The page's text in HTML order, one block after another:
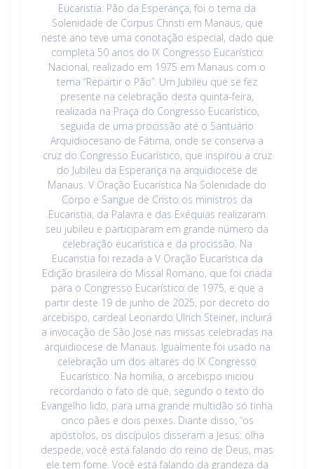
Eucaristia: Pão da Esperança, foi o tema da
Solenidade de Corpus Christi em Manaus, que
neste ano teve uma conotação especial, dado que
completa 50 anos do IX Congresso Eucarístico
Nacional, realizado em 1975 em Manaus com o
tema “Repartir o Pão”. Um Jubileu que se fez
presente na celebração desta quinta-feira,
realizada na Praça do Congresso Eucarístico,
seguida de uma procissão até o Santuário
Arquidiocesano de Fátima, onde se conserva a
cruz do Congresso Eucarístico, que inspirou a cruz
do Jubileu da Esperança na arquidiocese de
Manaus. V Oração Eucarística Na Solenidade do
Corpo e Sangue de Cristo os ministros da
Eucaristia, da Palavra e das Exéquias realizaram
seu jubileu e participaram em grande número da
celebração eucarística e da procissão. Na
Eucaristia foi rezada a V Oração Eucarística da
Edição brasileira do Missal Romano, que foi criada
para o Congresso Eucarístico de 1975, e que a
partir deste 19 de junho de 2025, por decreto do
arcebispo, cardeal Leonardo Ulrich Steiner, incluirá
a invocação de São José nas missas celebradas na
arquidiocese de Manaus. Igualmente foi usado na
celebração um dos altares do IX Congresso
Eucarístico. Na homilia, o arcebispo iniciou
recordando o fato de que, segundo o texto do
Evangelho lido, para uma grande multidão só tinha
cinco pães e dois peixes. Diante disso, “os
apóstolos, os discípulos disseram a Jesus: olha
despede, você está falando do reino de Deus, mas
ele tem fome. Você está falando da grandeza da